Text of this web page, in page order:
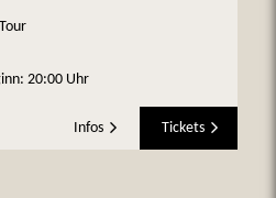
20:00 Uhr
Infos Tickets